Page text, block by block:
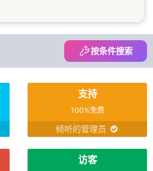
按条件搜索
支持
100%免费
倾听的管理员
访客